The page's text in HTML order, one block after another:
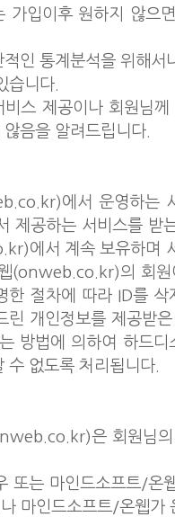
가입이후 원하지 않으
인 통계분석을 위해서
습니다.
스 제공이나 회원님
음을 알려드립니다.
에서 운영하는
공하는 서비스를 받
에서 계속 보유하며
(onweb.co.kr)의 회
절차에 따라 ID를 삭
린 개인정보를 제공받
방법에 의하여 하드디
수 없도록 처리됩니다.
은 회원님
또는 마인드소프트/온
마인드소프트/온웹가